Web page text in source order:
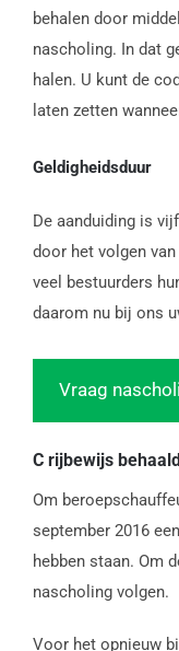
behalen door
nascholing. In dat
halen. U kunt de
laten zetten
Geldigheidsduur
De aanduiding is
door het volgen
veel bestuurders
daarom nu bij ons
Vraag
C rijbewijs
Om
september 2016
hebben staan. Om
nascholing volgen.
Voor het opnieuw